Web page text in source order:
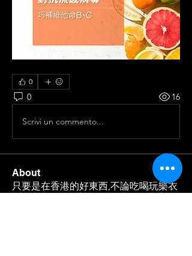
0
0 16
Scrivi un commento...
About
只要是在香港的好東西,不論吃喝玩樂衣